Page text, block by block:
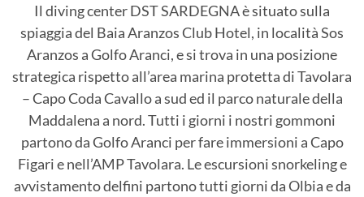
Il diving center DST SARDEGNA è situato sulla
spiaggia del Baia Aranzos Club Hotel, in località Sos
Aranzos a Golfo Aranci, e si trova in una posizione
strategica rispetto all’area marina protetta di Tavolara
– Capo Coda Cavallo a sud ed il parco naturale della
Maddalena a nord. Tutti i giorni i nostri gommoni
partono da Golfo Aranci per fare immersioni a Capo
Figari e nell’AMP Tavolara. Le escursioni snorkeling e
avvistamento delfini partono tutti giorni da Olbia e da